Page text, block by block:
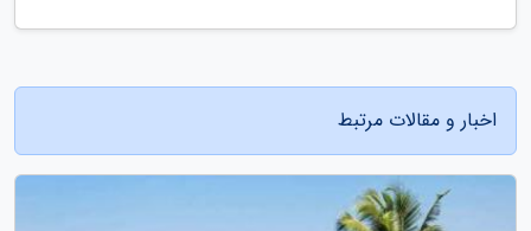
اخبار و مقالات مرتبط